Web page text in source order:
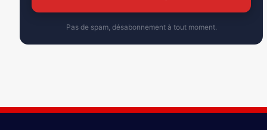
Pas de spam, désabonnement à tout moment.